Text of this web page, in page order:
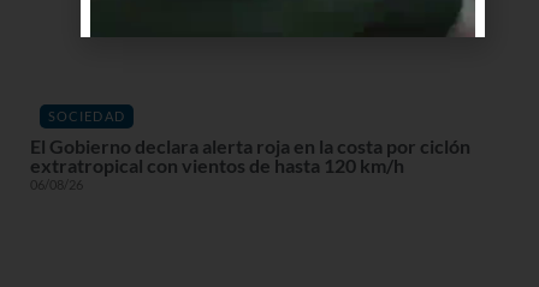
SOCIEDAD
El Gobierno declara alerta roja en la costa por ciclón
extratropical con vientos de hasta 120 km/h
06/08/26